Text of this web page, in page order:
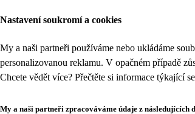
Nastavení soukromí a cookies
My a naši partneři používáme nebo ukládáme
personalizovanou reklamu. V opačném případě
Chcete vědět více? Přečtěte si informace týkající se
My a naši partneři zpracováváme údaje z následujících